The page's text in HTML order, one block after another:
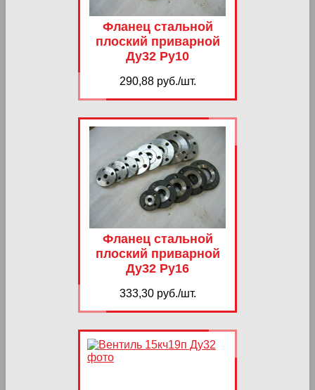
Фланец стальной
плоский приварной
Ду32 Ру10
290,88 руб./шт.
Фланец стальной
плоский приварной
Ду32 Ру16
333,30 руб./шт.